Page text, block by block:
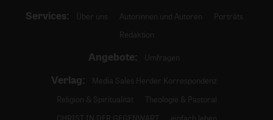
Services: Über uns Autorinnen und Autoren
Porträts
Redaktion
Angebote: Umfragen
Verlag:
Media Sales Herder Korrespondenz
Religion & Spiritualität
Theologie & Pastoral